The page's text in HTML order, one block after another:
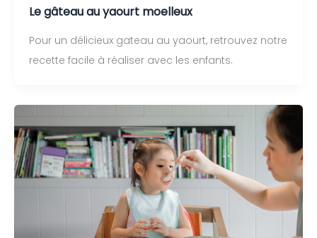
Le gâteau au yaourt moelleux
Pour un délicieux gateau au yaourt, retrouvez notre
recette facile à réaliser avec les enfants.